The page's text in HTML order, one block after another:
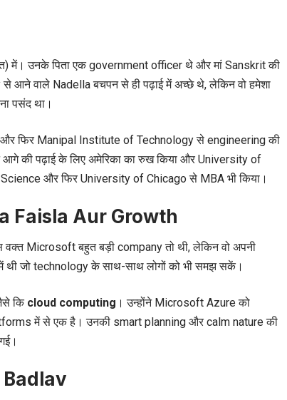
में। उनके पिता एक government officer थे और मां Sanskrit की
वाले Nadella बचपन से ही पढ़ाई में अच्छे थे, लेकिन वो हमेशा
पसंद था।
फिर Manipal Institute of Technology से engineering की
आगे की पढ़ाई के लिए अमेरिका का रुख किया और University of
और फिर University of Chicago से MBA भी किया।
Faisla Aur Growth
Microsoft बहुत बड़ी company तो थी, लेकिन वो अपनी
जो technology के साथ-साथ लोगों को भी समझ सकें।
कि cloud computing । उन्होंने Microsoft Azure को
में से एक है। उनकी smart planning और calm nature की
Badlav